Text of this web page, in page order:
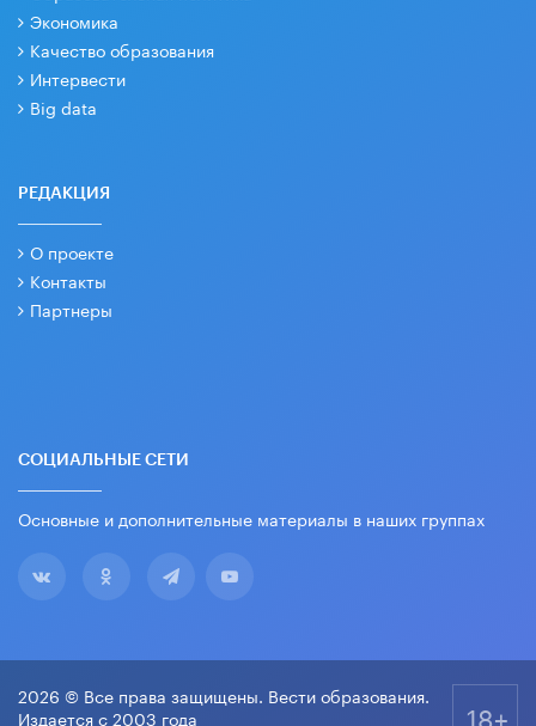
Экономика
Качество образования
Интервести
Big data
РЕДАКЦИЯ
О проекте
Контакты
Партнеры
СОЦИАЛЬНЫЕ СЕТИ
Основные и дополнительные материалы в наших группах
2026 © Все права защищены. Вести образования.
Издается с 2003 года
18+